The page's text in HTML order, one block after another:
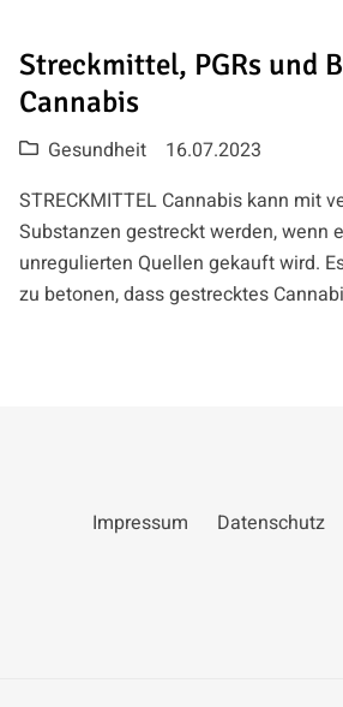
Streckmittel, PGRs und
Cannabis
Gesundheit
16.07.2023
STRECKMITTEL Cannabis kann mit
Substanzen gestreckt werden, wenn
unregulierten Quellen gekauft wird.
zu betonen, dass gestrecktes
Impressum Datenschutz